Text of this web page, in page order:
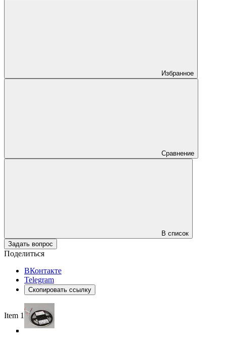
Избранное
Сравнение
В список
Задать вопрос
Поделиться
ВКонтакте
Telegram
Скопировать ссылку
Item 1 of 5